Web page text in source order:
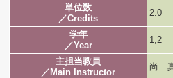
単位数
／Credits
2.0
学年
／Year
1,2
主担当教員
／Main Instructor
尚